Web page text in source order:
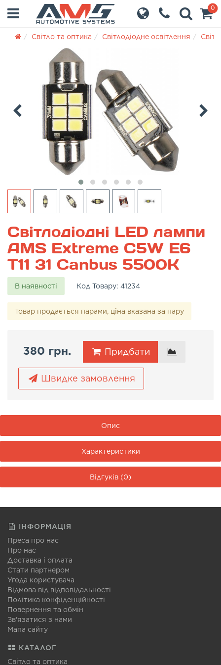
0
Світло та оптика Світлодіодне освітлення
Світлодіодні LED лампи
AMS Extreme C5W E6
T11 31 Canbus 5500K
В наявності Код Товару: 41234
Товар продається парами, ціна вказана за пару
380 грн. Придбати
Швидке замовлення
Опис
Характеристики
Відгуків (0)
ІНФОРМАЦІЯ
Преса про нас
Про нас
Доставка і оплата
Стати партнером
Угода користувача
Відмова від відповідальності
Політика конфіденційності
Повернення та обмін
Зв'язатися з нами
Мапа сайту
КАТАЛОГ
Світло та оптика